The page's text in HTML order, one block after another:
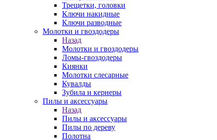
Трещетки, головки
Ключи накидные
Ключи разводные
Молотки и гвоздодеры
Назад
Молотки и гвоздодеры
Ломы-гвоздодеры
Киянки
Молотки слесарные
Кувалды
Зубила и кернеры
Пилы и аксессуары
Назад
Пилы и аксессуары
Пилы по дереву
Полотна